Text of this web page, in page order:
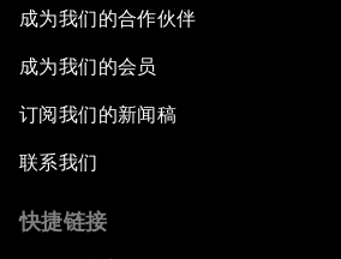
成为我们的合作伙伴
成为我们的会员
订阅我们的新闻稿
联系我们
快捷链接